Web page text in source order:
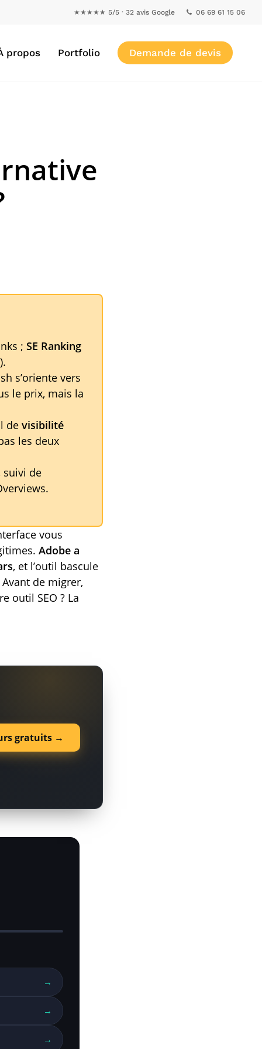
★★★★★ 5/5 · 32 avis Google 06 69 61 15 06
propos Portfolio Demande de devis
; SE Ranking
s’oriente vers
le prix, mais la
de visibilité
les deux
suivi de
vous
Adobe a
, et l’outil bascule
de migrer,
outil SEO ? La
gratuits →
→
→
→